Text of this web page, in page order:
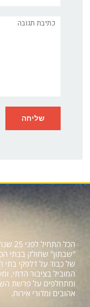
תגובה
הכל
"שבתון" שחולק בבתי
של כבוד על דלפקי בתי
המוביל בציבור הדתי,
ומתחלפים על פרשת
אהובים ומדורי אירוח.